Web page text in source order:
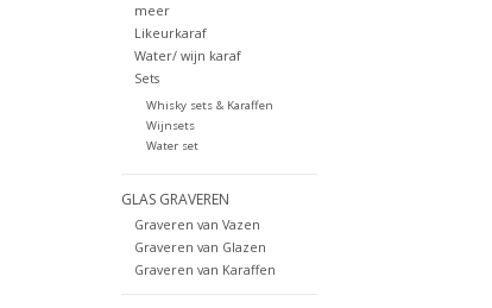
meer
Likeurkaraf
Water/ wijn karaf
Sets
Whisky sets & Karaffen
Wijnsets
Water set
GLAS GRAVEREN
Graveren van Vazen
Graveren van Glazen
Graveren van Karaffen